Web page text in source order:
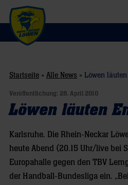
Startseite » Alle News » Löwen
Veröffentlichung: 28. April 2010
Löwen läuten
Karlsruhe. Die Rhein-Neckar
heute Abend (20.15 Uhr/live bei
Europahalle gegen den TBV
der Handball-Bundesliga ein.